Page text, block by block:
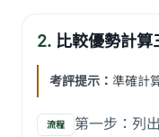
2. 比較優勢計算
考評提示： 準確計
流程
第一步：列